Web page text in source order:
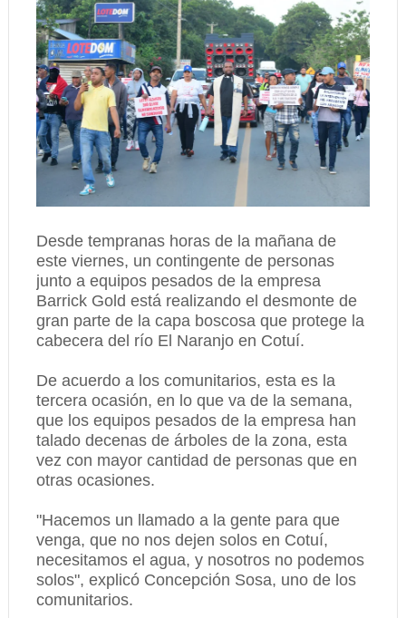
Desde tempranas horas de la mañana de
este viernes, un contingente de personas
junto a equipos pesados de la empresa
Barrick Gold está realizando el desmonte de
gran parte de la capa boscosa que protege la
cabecera del río El Naranjo en Cotuí.
De acuerdo a los comunitarios, esta es la
tercera ocasión, en lo que va de la semana,
que los equipos pesados de la empresa han
talado decenas de árboles de la zona, esta
vez con mayor cantidad de personas que en
otras ocasiones.
"Hacemos un llamado a la gente para que
venga, que no nos dejen solos en Cotuí,
necesitamos el agua, y nosotros no podemos
solos", explicó Concepción Sosa, uno de los
comunitarios.